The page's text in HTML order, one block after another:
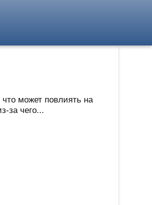
может повлиять на
за чего...